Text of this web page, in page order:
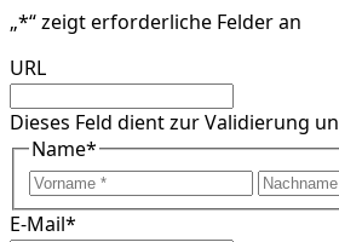
„*“ zeigt erforderliche Felder an
URL
Dieses Feld dient zur Validierung
Name*
E-Mail*